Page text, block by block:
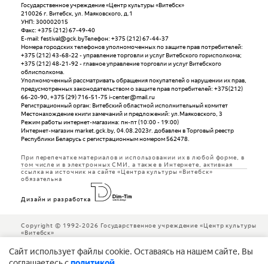
Cайт использует файлы cookie. Оставаясь на нашем сайте, Вы
Государственное учреждение «Центр культуры «Витебск»
210026 г. Витебск, ул. Маяковского, д.1
УНП: 300002015
Факс: +375 (212) 67-49-40
E-mail: festival@gck.byТелефон: +375 (212) 67-44-37
Номера городских телефонов уполномоченных по защите прав потребителей:
+375 (212) 43-68-22 - управление торговли и услуг Витебского горисполкома;
+375 (212) 48-21-92 - главное управление торговли и услуг Витебского
облисполкома.
Уполномоченный рассматривать обращения покупателей о нарушении их прав,
предусмотренных законодательством о защите прав потребителей: +375(212)
66-20-90, +375 (29) 716-51-75 i-center@mail.ru
Регистрационный орган: Витебский областной исполнительный комитет
Местонахождение книги замечаний и предложений: ул.Маяковского, 3
Режим работы интернет-магазина: пн-пт (10:00 - 19:00)
Интернет-магазин market.gck.by, 04.08.2023г. добавлен в Торговый реестр
Республики Беларусь с регистрационным номером 562478.
При перепечатке материалов и использовании их в любой форме, в
том числе и в электронных СМИ, а также в Интернете, активная
ссылка на источник на сайте «Центра культуры «Витебск»
обязательна
Дизайн и разработка
Copyright © 1992-2026 Государственное учреждение «Центр культуры
«Витебск»